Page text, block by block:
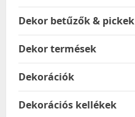
Dekor betűzők & pickek
Dekor termések
Dekorációk
Dekorációs kellékek